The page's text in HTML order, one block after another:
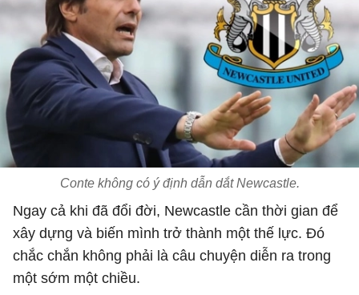
Conte không có ý định dẫn dắt Newcastle.
Ngay cả khi đã đổi đời, Newcastle cần thời gian để
xây dựng và biến mình trở thành một thế lực. Đó
chắc chắn không phải là câu chuyện diễn ra trong
một sớm một chiều.